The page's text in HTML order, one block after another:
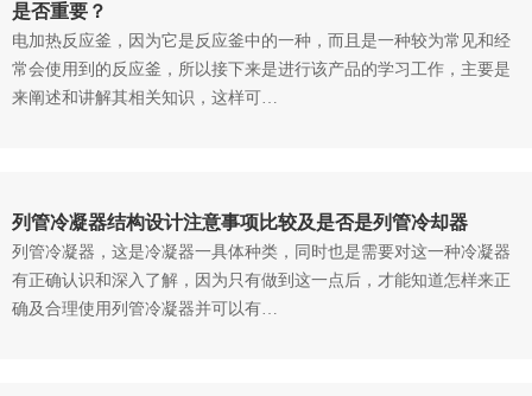
是否重要？
电加热反应釜，因为它是反应釜中的一种，而且是一种较为常见和经
常会使用到的反应釜，所以接下来是进行该产品的学习工作，主要是
来阐述和讲解其相关知识，这样可…
列管冷凝器结构设计注意事项比较及是否是列管冷却器
列管冷凝器，这是冷凝器一具体种类，同时也是需要对这一种冷凝器
有正确认识和深入了解，因为只有做到这一点后，才能知道怎样来正
确及合理使用列管冷凝器并可以有…